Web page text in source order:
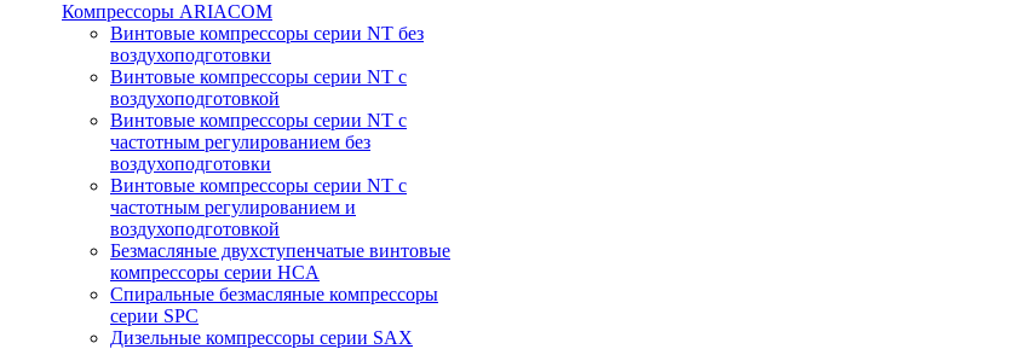
Компрессоры ARIACOM
Винтовые компрессоры серии NT без
воздухоподготовки
Винтовые компрессоры серии NT c
воздухоподготовкой
Винтовые компрессоры серии NT с
частотным регулированием без
воздухоподготовки
Винтовые компрессоры серии NT с
частотным регулированием и
воздухоподготовкой
Безмасляные двухступенчатые винтовые
компрессоры серии HCA
Спиральные безмасляные компрессоры
серии SPC
Дизельные компрессоры серии SAX